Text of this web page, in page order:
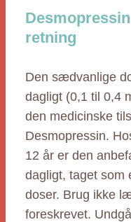
retning
Den sædvanlige
dagligt (0,1 til 0,4
den medicinske
Desmopressin.
12 år er den
dagligt, taget som
doser. Brug ikke
foreskrevet.